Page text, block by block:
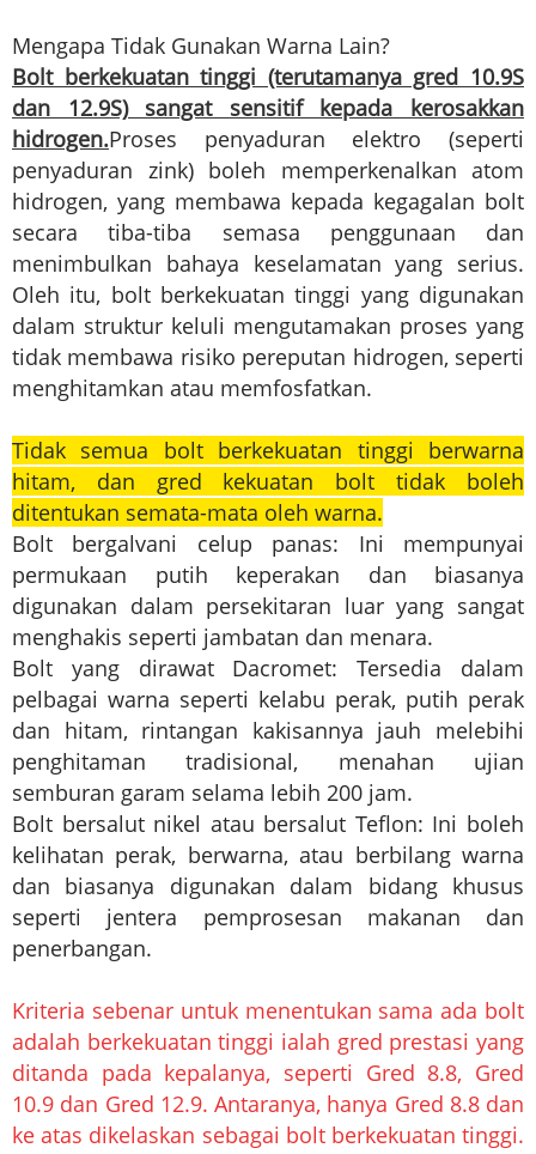
Mengapa Tidak Gunakan Warna Lain?
Bolt berkekuatan tinggi (terutamanya gred 10.9S
dan 12.9S) sangat sensitif kepada kerosakkan
hidrogen.Proses penyaduran elektro (seperti
penyaduran zink) boleh memperkenalkan atom
hidrogen, yang membawa kepada kegagalan bolt
secara tiba-tiba semasa penggunaan dan
menimbulkan bahaya keselamatan yang serius.
Oleh itu, bolt berkekuatan tinggi yang digunakan
dalam struktur keluli mengutamakan proses yang
tidak membawa risiko pereputan hidrogen, seperti
menghitamkan atau memfosfatkan.
Tidak semua bolt berkekuatan tinggi berwarna
hitam, dan gred kekuatan bolt tidak boleh
ditentukan semata-mata oleh warna.
Bolt bergalvani celup panas: Ini mempunyai
permukaan putih keperakan dan biasanya
digunakan dalam persekitaran luar yang sangat
menghakis seperti jambatan dan menara.
Bolt yang dirawat Dacromet: Tersedia dalam
pelbagai warna seperti kelabu perak, putih perak
dan hitam, rintangan kakisannya jauh melebihi
penghitaman tradisional, menahan ujian
semburan garam selama lebih 200 jam.
Bolt bersalut nikel atau bersalut Teflon: Ini boleh
kelihatan perak, berwarna, atau berbilang warna
dan biasanya digunakan dalam bidang khusus
seperti jentera pemprosesan makanan dan
penerbangan.
Kriteria sebenar untuk menentukan sama ada bolt
adalah berkekuatan tinggi ialah gred prestasi yang
ditanda pada kepalanya, seperti Gred 8.8, Gred
10.9 dan Gred 12.9. Antaranya, hanya Gred 8.8 dan
ke atas dikelaskan sebagai bolt berkekuatan tinggi.